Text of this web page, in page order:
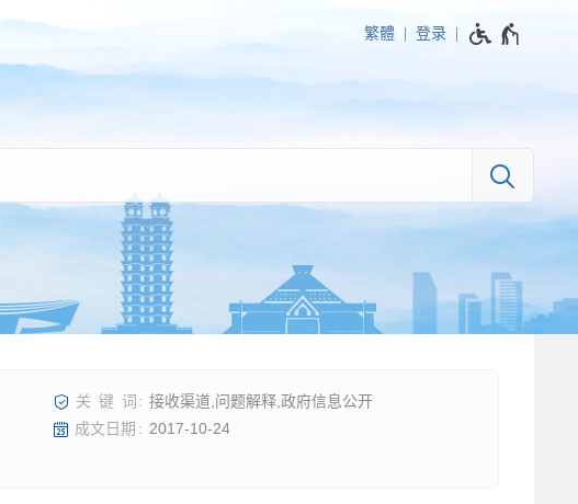
繁體 登录
接收渠道,问题解释,政府信息公开
2017-10-24